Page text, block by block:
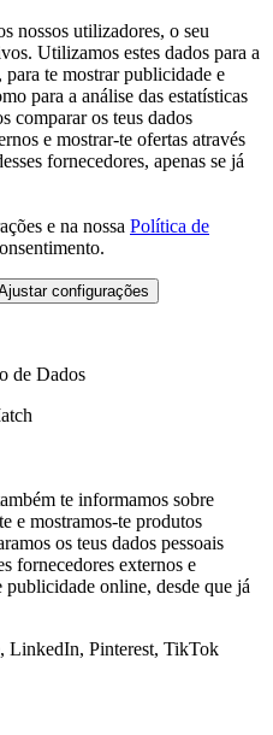
nossos utilizadores, o seu
Utilizamos estes dados para a
te mostrar publicidade e
para a análise das estatísticas
comparar os teus dados
e mostrar-te ofertas através
fornecedores, apenas se já
e na nossa Política de
configurações
de Dados
te informamos sobre
e mostramos-te produtos
os teus dados pessoais
fornecedores externos e
publicidade online, desde que já
LinkedIn, Pinterest, TikTok